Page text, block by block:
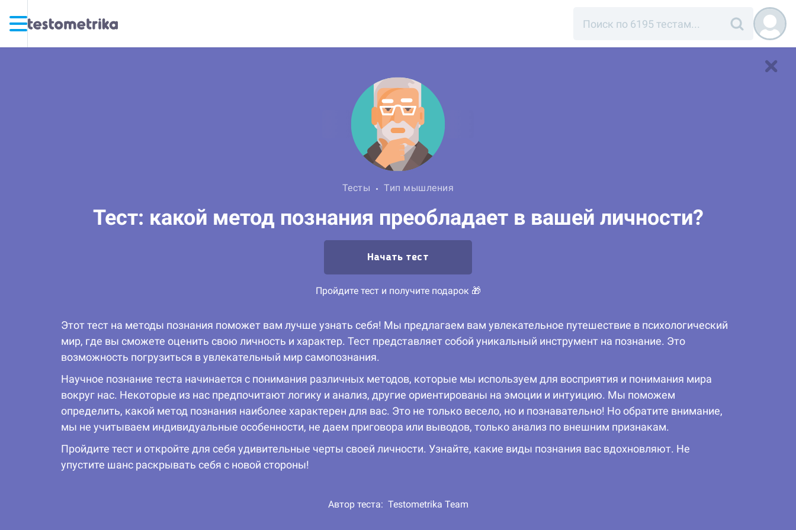
Тесты Тип мышления
Тест: какой метод познания преобладает в вашей личности?
Начать тест
Пройдите тест и получите подарок 🎁
Этот тест на методы познания поможет вам лучше узнать себя! Мы предлагаем вам увлекательное путешествие в психологический
мир, где вы сможете оценить свою личность и характер. Тест представляет собой уникальный инструмент на познание. Это
возможность погрузиться в увлекательный мир самопознания.
Научное познание теста начинается с понимания различных методов, которые мы используем для восприятия и понимания мира
вокруг нас. Некоторые из нас предпочитают логику и анализ, другие ориентированы на эмоции и интуицию. Мы поможем
определить, какой метод познания наиболее характерен для вас. Это не только весело, но и познавательно! Но обратите внимание,
мы не учитываем индивидуальные особенности, не даем приговора или выводов, только анализ по внешним признакам.
Пройдите тест и откройте для себя удивительные черты своей личности. Узнайте, какие виды познания вас вдохновляют. Не
упустите шанс раскрывать себя с новой стороны!
Автор теста: Testometrika Team